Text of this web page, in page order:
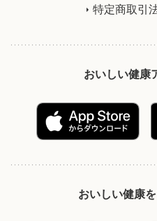
特定商取引
おいしい健康
おいしい健康